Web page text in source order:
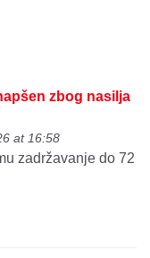
zbog nasilja
at 16:58
zadržavanje do 72